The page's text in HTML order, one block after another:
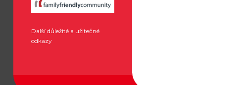
Další důležité a užitečné
odkazy